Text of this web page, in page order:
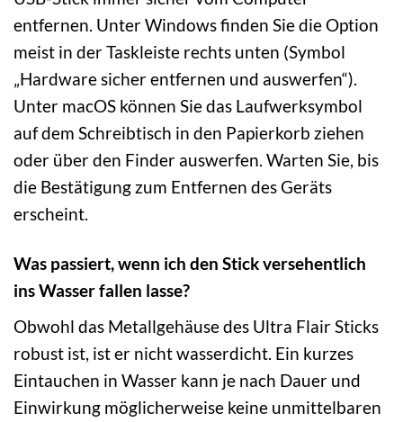
entfernen. Unter Windows finden Sie die Option
meist in der Taskleiste rechts unten (Symbol
„Hardware sicher entfernen und auswerfen“).
Unter macOS können Sie das Laufwerksymbol
auf dem Schreibtisch in den Papierkorb ziehen
oder über den Finder auswerfen. Warten Sie, bis
die Bestätigung zum Entfernen des Geräts
erscheint.
Was passiert, wenn ich den Stick versehentlich
ins Wasser fallen lasse?
Obwohl das Metallgehäuse des Ultra Flair Sticks
robust ist, ist er nicht wasserdicht. Ein kurzes
Eintauchen in Wasser kann je nach Dauer und
Einwirkung möglicherweise keine unmittelbaren